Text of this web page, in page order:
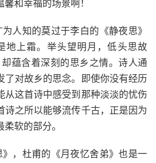
和幸福的场景啊！
人知的莫过于李白的《静夜思》
地上霜。举头望明月，低头思故
蕴含着深刻的思乡之情。诗人通
了对故乡的思念。即使你没有经历
从这首诗中感受到那种淡淡的忧伤
诗之所以能够流传千古，正是因为
软的部分。
，杜甫的《月夜忆舍弟》也是一